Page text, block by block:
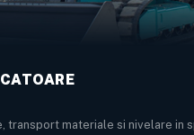
transport materiale si nivelare in